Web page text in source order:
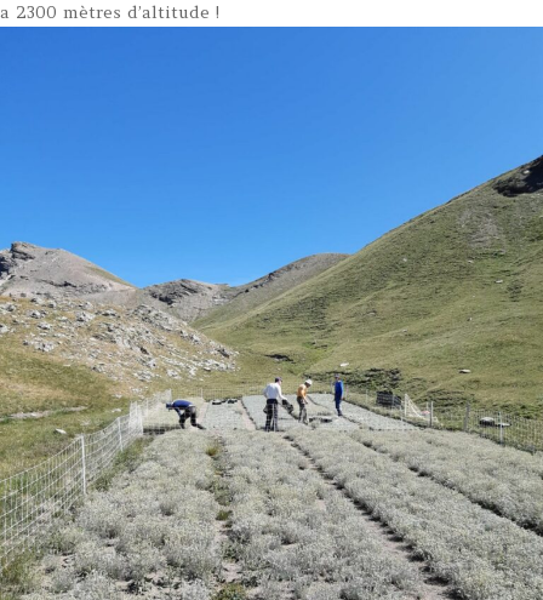
a 2300 mètres d’altitude !